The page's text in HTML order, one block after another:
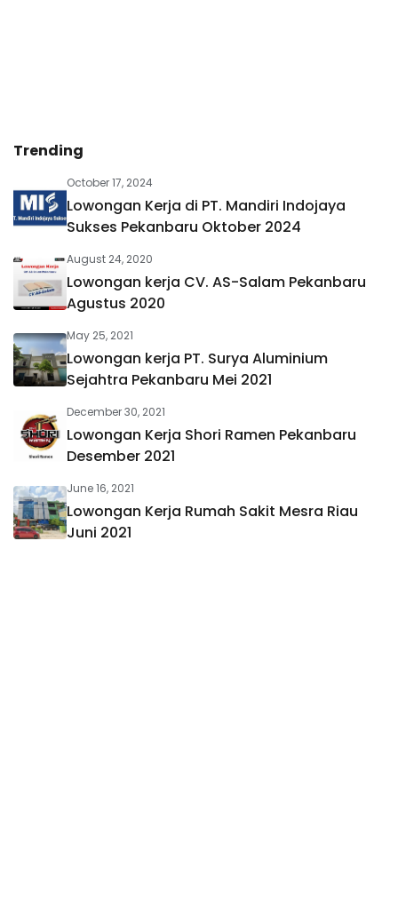
Trending
October 17, 2024
Lowongan Kerja di PT. Mandiri Indojaya
Sukses Pekanbaru Oktober 2024
August 24, 2020
Lowongan kerja CV. AS-Salam Pekanbaru
Agustus 2020
May 25, 2021
Lowongan kerja PT. Surya Aluminium
Sejahtra Pekanbaru Mei 2021
December 30, 2021
Lowongan Kerja Shori Ramen Pekanbaru
Desember 2021
June 16, 2021
Lowongan Kerja Rumah Sakit Mesra Riau
Juni 2021